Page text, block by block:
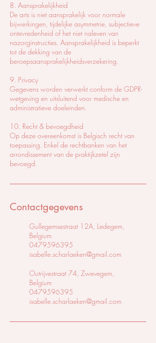
8. Aansprakelijkheid
De arts is niet aansprakelijk voor normale
bijwerkingen, tijdelijke asymmetrie, subjectieve
ontevredenheid of het niet naleven van
nazorginstructies. Aansprakelijkheid is beperkt
tot de dekking van de
beroepsaansprakelijkheidsverzekering.
9. Privacy
Gegevens worden verwerkt conform de GDPR-
wetgeving en uitsluitend voor medische en
administratieve doeleinden.
10. Recht & bevoegdheid
Op deze overeenkomst is Belgisch recht van
toepassing. Enkel de rechtbanken van het
arrondissement van de praktijkzetel zijn
bevoegd.
Contactgegevens
Gullegemsestraat 12A, Ledegem,
Belgium
0479596395
isabelle.scharlaeken@gmail.com
Outrijvestraat 74, Zwevegem,
Belgium
0479596395
isabelle.scharlaeken@gmail.com